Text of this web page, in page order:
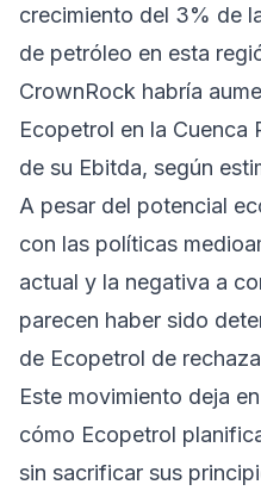
crecimiento del 3% de
de petróleo en esta
CrownRock habría
Ecopetrol en la Cuenca
de su Ebitda, según
A pesar del potencial
con las políticas
actual y la negativa a
parecen haber sido
de Ecopetrol de
Este movimiento deja
cómo Ecopetrol
sin sacrificar sus